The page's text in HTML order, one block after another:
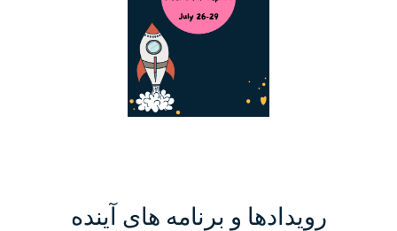
رویدادها و برنامه های آینده